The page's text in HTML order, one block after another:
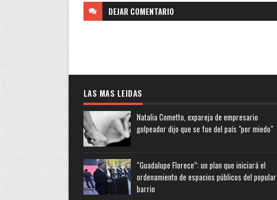
DEJAR COMENTARIO
LAS MAS LEIDAS
Natalia Cometto, expareja de empresario
golpeador dijo que se fue del país "por miedo"
“Guadalupe Florece”: un plan que iniciará el
ordenamiento de espacios públicos del popular
barrio